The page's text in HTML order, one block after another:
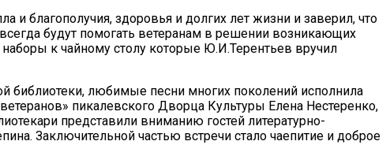
и благополучия, здоровья и долгих лет жизни и заверил, что
будут помогать ветеранам в решении возникающих
к чайному столу которые Ю.И.Терентьев вручил
библиотеки, любимые песни многих поколений исполнила
пикалевского Дворца Культуры Елена Нестеренко,
представили вниманию гостей литературно-
Заключительной частью встречи стало чаепитие и доброе